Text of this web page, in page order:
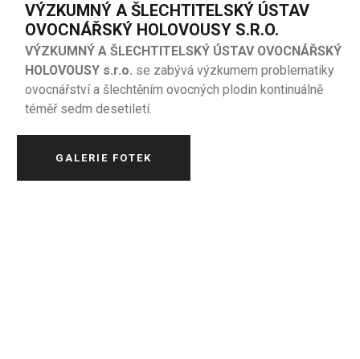
VÝZKUMNÝ A ŠLECHTITELSKÝ ÚSTAV
OVOCNÁŘSKÝ HOLOVOUSY S.R.O.
VÝZKUMNÝ A ŠLECHTITELSKÝ ÚSTAV OVOCNÁŘSKÝ
HOLOVOUSY s.r.o. se zabývá výzkumem problematiky
ovocnářství a šlechtěním ovocných plodin kontinuálně
téměř sedm desetiletí.
GALERIE FOTEK